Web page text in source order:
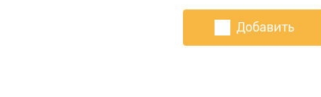
Добавить